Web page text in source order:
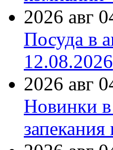
2026 авг
Посуда в
12.08.2026
2026 авг
Новинки